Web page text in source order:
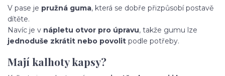
V pase je pružná guma, která se dobře přizpůsobí postavě
dítěte.
Navíc je v nápletu otvor pro úpravu, takže gumu lze
jednoduše zkrátit nebo povolit podle potřeby.
Mají kalhoty kapsy?